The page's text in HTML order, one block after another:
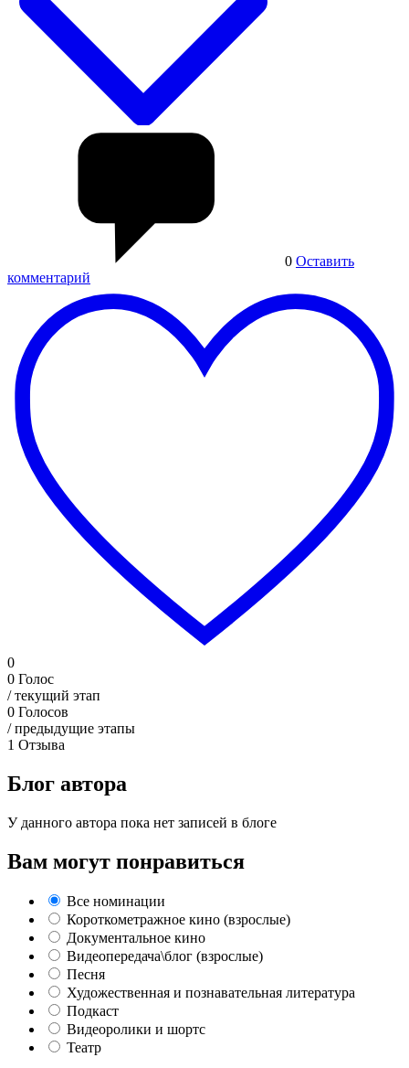
0 Оставить
комментарий
0
0 Голос
/ текущий этап
0 Голосов
/ предыдущие этапы
1 Отзыва
Блог автора
У данного автора пока нет записей в блоге
Вам могут понравиться
Все номинации
Короткометражное кино (взрослые)
Документальное кино
Видеопередача\блог (взрослые)
Песня
Художественная и познавательная литература
Подкаст
Видеоролики и шортс
Театр